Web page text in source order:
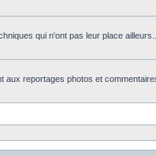
qui n'ont pas leur place
aux reportages photos et